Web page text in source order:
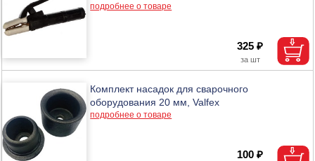
подробнее о товаре
325 ₽
Комплект насадок для сварочного
оборудования 20 мм, Valfex
подробнее о товаре
100 ₽